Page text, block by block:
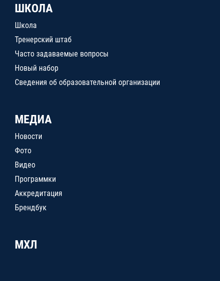
ШКОЛА
Школа
Тренерский штаб
Часто задаваемые вопросы
Новый набор
Сведения об образовательной организации
МЕДИА
Новости
Фото
Видео
Программки
Аккредитация
Брендбук
МХЛ